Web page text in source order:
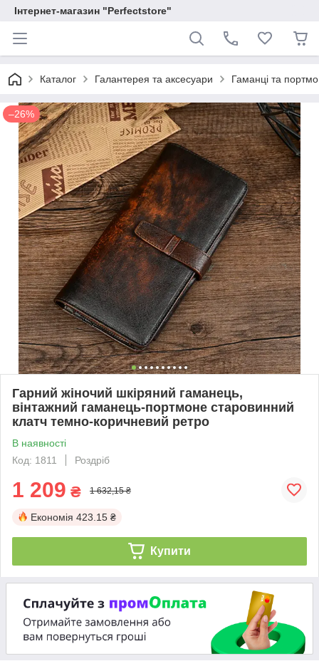
Інтернет-магазин "Perfectstore"
Каталог Галантерея та аксесуари Гаманці та
–26%
Гарний жіночий шкіряний гаманець,
вінтажний гаманець-портмоне старовинний
клатч темно-коричневий ретро
В наявності
Код: 1811
Роздріб
1 209 ₴ 1 632,15 ₴
Економія 423.15 ₴
Купити